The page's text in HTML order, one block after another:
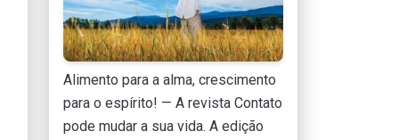
Alimento para a alma, crescimento
para o espírito! — A revista Contato
pode mudar a sua vida. A edição